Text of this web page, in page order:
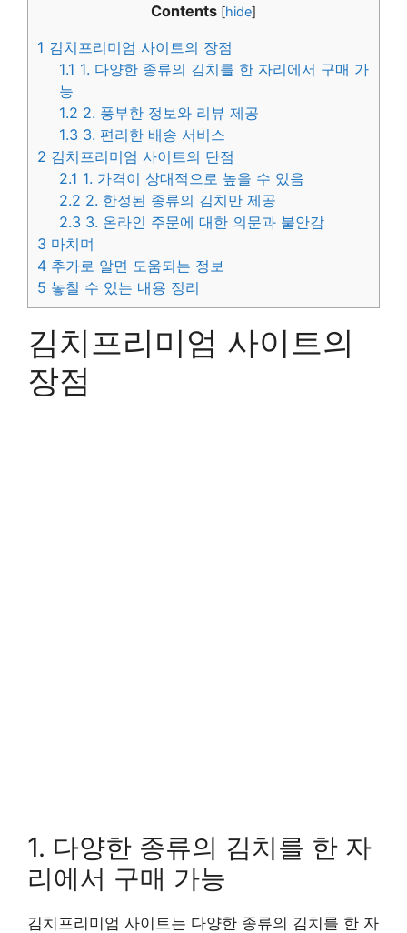
Contents [hide]
1 김치프리미엄 사이트의 장점
1.1 1. 다양한 종류의 김치를 한 자리에서 구매 가
능
1.2 2. 풍부한 정보와 리뷰 제공
1.3 3. 편리한 배송 서비스
2 김치프리미엄 사이트의 단점
2.1 1. 가격이 상대적으로 높을 수 있음
2.2 2. 한정된 종류의 김치만 제공
2.3 3. 온라인 주문에 대한 의문과 불안감
3 마치며
4 추가로 알면 도움되는 정보
5 놓칠 수 있는 내용 정리
김치프리미엄 사이트의
장점
1. 다양한 종류의 김치를 한 자
리에서 구매 가능
김치프리미엄 사이트는 다양한 종류의 김치를 한 자